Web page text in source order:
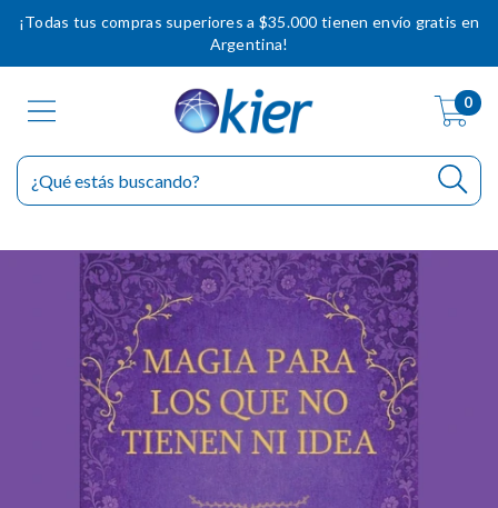
¡Todas tus compras superiores a $35.000 tienen envío gratis en
Argentina!
0